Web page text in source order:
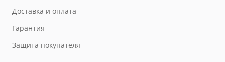
Доставка и оплата
Гарантия
Защита покупателя